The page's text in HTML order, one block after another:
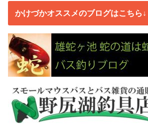
かけづかオススメのブログはこちら↓